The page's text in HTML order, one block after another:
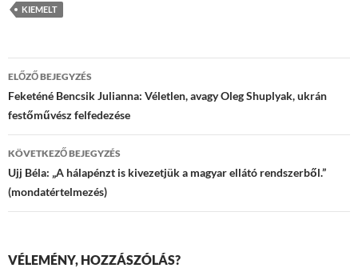
KIEMELT
Bejegyzések
navigációja
ELŐZŐ BEJEGYZÉS
Feketéné Bencsik Julianna: Véletlen, avagy Oleg Shuplyak, ukrán
festőművész felfedezése
KÖVETKEZŐ BEJEGYZÉS
Ujj Béla: „A hálapénzt is kivezetjük a magyar ellátó rendszerből.”
(mondatértelmezés)
VÉLEMÉNY, HOZZÁSZÓLÁS?